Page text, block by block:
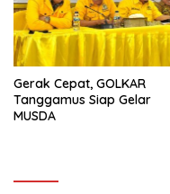
Gerak Cepat, GOLKAR
Tanggamus Siap Gelar
MUSDA